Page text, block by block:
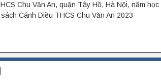
Chu Văn An, quận Tây Hồ, Hà Nội, năm học
Cánh Diều THCS Chu Văn An 2023-